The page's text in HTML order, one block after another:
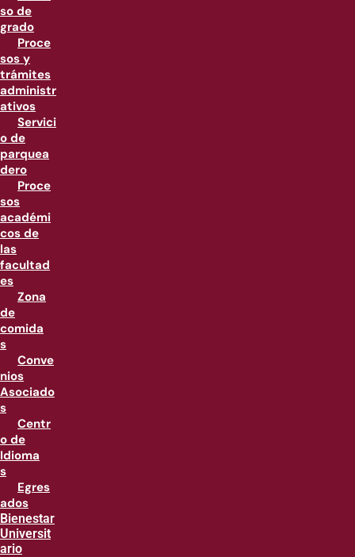
so de
grado
Proce
sos y
trámites
administr
ativos
Servici
o de
parquea
dero
Proce
sos
académi
cos de
las
facultad
es
Zona
de
comida
s
Conve
nios
Asociado
s
Centr
o de
Idioma
s
Egres
ados
Bienestar
Universit
ario